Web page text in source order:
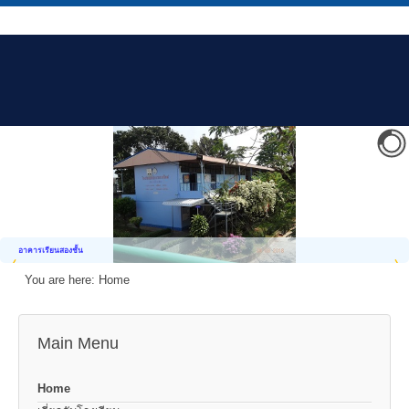
อาคารเรียนสองชั้น
You are here: Home
Main Menu
Home